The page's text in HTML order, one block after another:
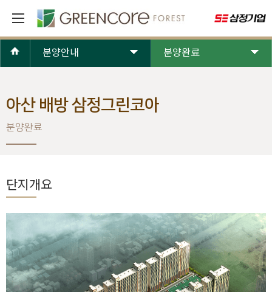
분양안내 분양완료
아산 배방 삼정그린코아
분양완료
단지개요